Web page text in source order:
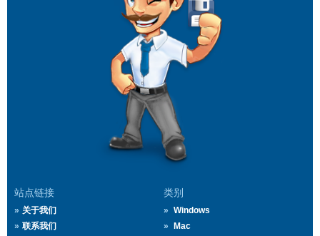
站点链接
关于我们
联系我们
类别
Windows
Mac